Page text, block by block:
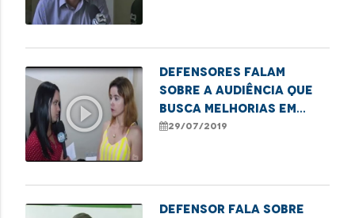
play_circle_outline
Defensores falam
sobre a audiência que
busca melhorias em
áreas de risco
29/07/2019
Defensor fala sobre